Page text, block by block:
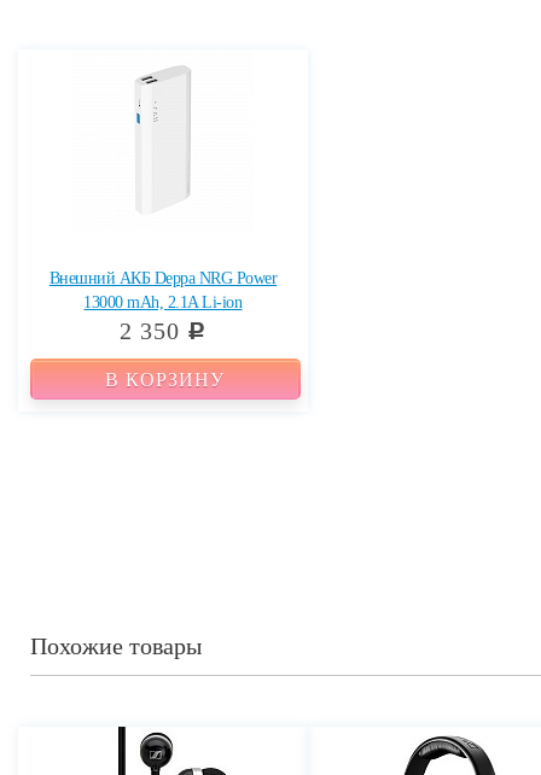
Внешний АКБ Deppa NRG Power
13000 mAh, 2.1A Li-ion
2 350 c
В КОРЗИНУ
Похожие товары